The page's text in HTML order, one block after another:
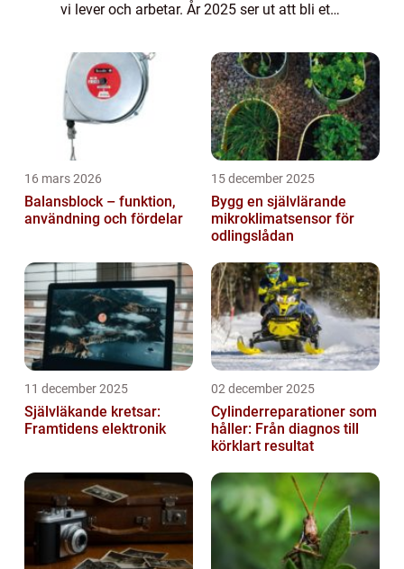
vi lever och arbetar. År 2025 ser ut att bli ett
16 mars 2026
Balansblock – funktion,
användning och fördelar
15 december 2025
Bygg en självlärande
mikroklimatsensor för
odlingslådan
11 december 2025
Självläkande kretsar:
Framtidens elektronik
02 december 2025
Cylinderreparationer som
håller: Från diagnos till
körklart resultat